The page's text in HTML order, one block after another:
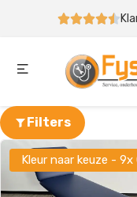
Filters
Kleur naar keuze -